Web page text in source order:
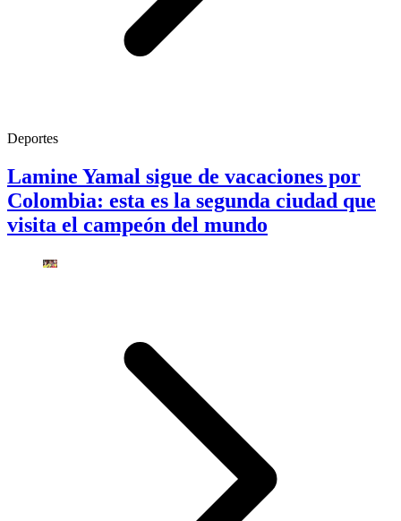
Deportes
Lamine Yamal sigue de vacaciones por
Colombia: esta es la segunda ciudad que
visita el campeón del mundo